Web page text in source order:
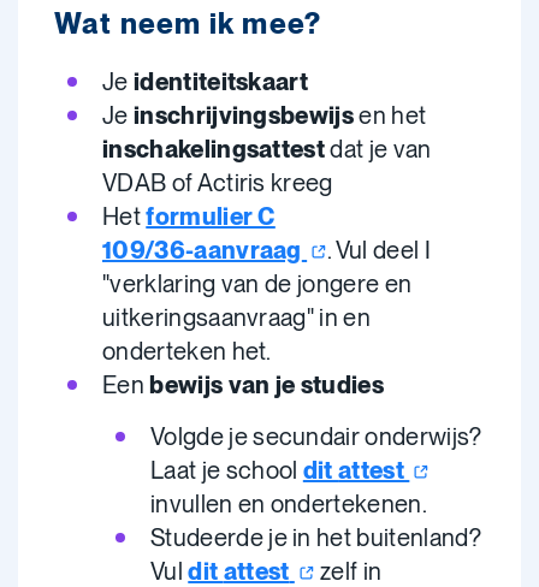
Wat neem ik mee?
Je identiteitskaart
Je inschrijvingsbewijsen het
inschakelingsattestdat je van
VDAB of Actiris kreeg
Hetformulier C
109/36-aanvraag
. Vul deel I
"verklaring van de jongere en
uitkeringsaanvraag" in en
onderteken het.
Eenbewijs van je studies
Volgde je secundair onderwijs?
Laat je school ditattest
invullen en ondertekenen.
Studeerde je in het buitenland?
Vuldit attest
zelf in